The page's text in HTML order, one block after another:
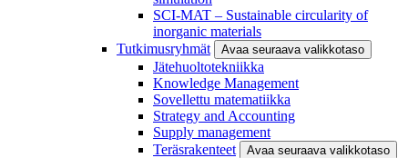
SCI-MAT – Sustainable circularity of
inorganic materials
Tutkimusryhmät
Avaa seuraava valikkotaso
Jätehuoltotekniikka
Knowledge Management
Sovellettu matematiikka
Strategy and Accounting
Supply management
Teräsrakenteet
Avaa seuraava valikkotaso